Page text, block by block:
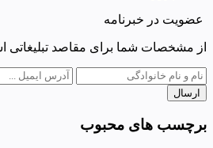
عضویت در خبرنامه
از مشخصات شما برای مقاصد تبلیغاتی
ارسال
برچسب های محبوب